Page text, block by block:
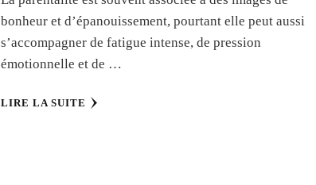
bonheur et d’épanouissement, pourtant elle peut aussi
s’accompagner de fatigue intense, de pression
émotionnelle et de …
LIRE LA SUITE